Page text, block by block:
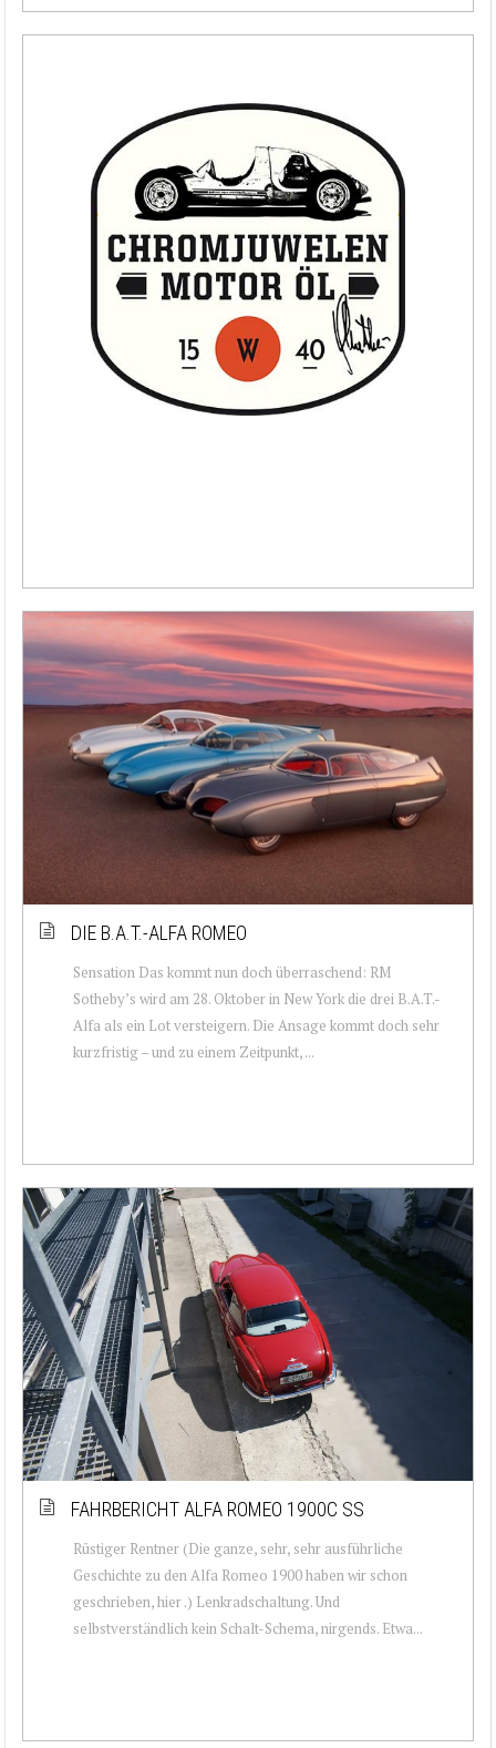
DIE B.A.T.-ALFA ROMEO
Sensation Das kommt nun doch überraschend: RM
Sotheby’s wird am 28. Oktober in New York die drei B.A.T.-
Alfa als ein Lot versteigern. Die Ansage kommt doch sehr
kurzfristig – und zu einem Zeitpunkt, ...
FAHRBERICHT ALFA ROMEO 1900C SS
Rüstiger Rentner (Die ganze, sehr, sehr ausführliche
Geschichte zu den Alfa Romeo 1900 haben wir schon
geschrieben, hier .) Lenkradschaltung. Und
selbstverständlich kein Schalt-Schema, nirgends. Etwa...